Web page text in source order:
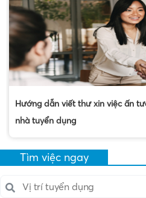
Hướng dẫn viết thư xin việc ấn
nhà tuyển dụng
Tìm việc ngay